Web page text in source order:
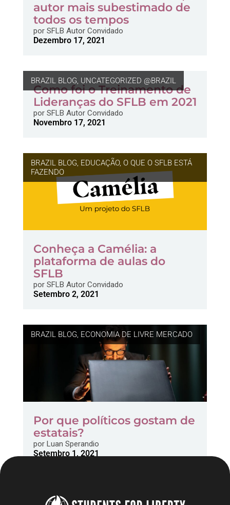
autor mais subestimado de
todos os tempos
porSFLB Autor Convidado
Dezembro 17, 2021
BRAZIL BLOG, UNCATEGORIZED @BRAZIL
Como foi o Treinamento de
Lideranças do SFLB em 2021
porSFLB Autor Convidado
Novembro 17, 2021
BRAZIL BLOG, EDUCAÇÃO, O QUE O SFLB ESTÁ
FAZENDO
Conheça a Camélia: a
plataforma de aulas do
SFLB
porSFLB Autor Convidado
Setembro 2, 2021
BRAZIL BLOG, ECONOMIA DE LIVRE MERCADO
Por que políticos gostam de
estatais?
porLuan Sperandio
Setembro 1, 2021